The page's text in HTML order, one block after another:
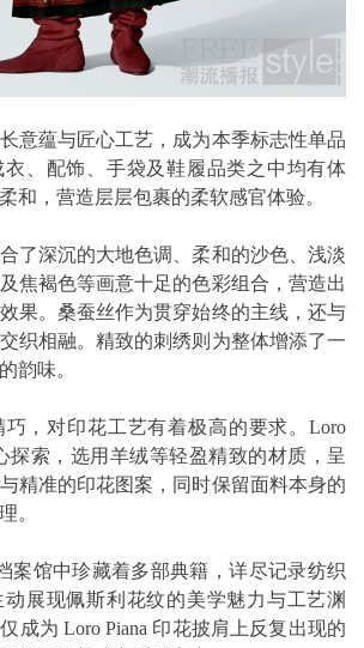
意蕴与匠心工艺，成为本季标志性单品
、配饰、手袋及鞋履品类之中均有体
和，营造层层包裹的柔软感官体验。
了深沉的大地色调、柔和的沙色、浅淡
焦褐色等画意十足的色彩组合，营造出
果。桑蚕丝作为贯穿始终的主线，还与
织相融。精致的刺绣则为整体增添了一
韵味。
，对印花工艺有着极高的要求。Loro
探索，选用羊绒等轻盈精致的材质，呈
精准的印花图案，同时保留面料本身的
。
案馆中珍藏着多部典籍，详尽记录纺织
展现佩斯利花纹的美学魅力与工艺渊
成为 Loro Piana 印花披肩上反复出现的